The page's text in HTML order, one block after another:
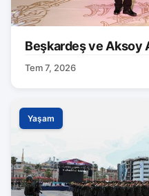
Beşkardeş ve Aksoy
Tem 7, 2026
Yaşam